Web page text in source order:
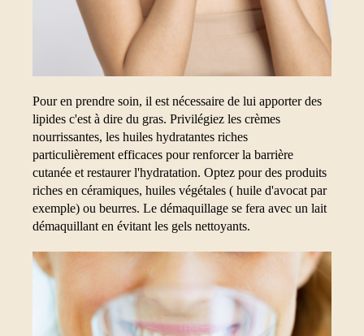
Pour en prendre soin, il est nécessaire de lui apporter des
lipides c'est à dire du gras. Privilégiez les crèmes
nourrissantes, les huiles hydratantes riches
particulièrement efficaces pour renforcer la barrière
cutanée et restaurer l'hydratation. Optez pour des produits
riches en céramiques, huiles végétales ( huile d'avocat par
exemple) ou beurres. Le démaquillage se fera avec un lait
démaquillant en évitant les gels nettoyants.